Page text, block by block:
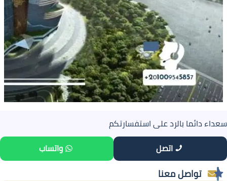
سعداء دائما بالرد على استفسارتكم
اتصل واتساب
تواصل معنا